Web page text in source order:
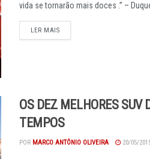
vida se tornarão mais doces .” –
LER MAISDETAILS
OS DEZ MELHORES SUV
TEMPOS
POR MARCO ANTÔNIO OLIVEIRA 20/05/